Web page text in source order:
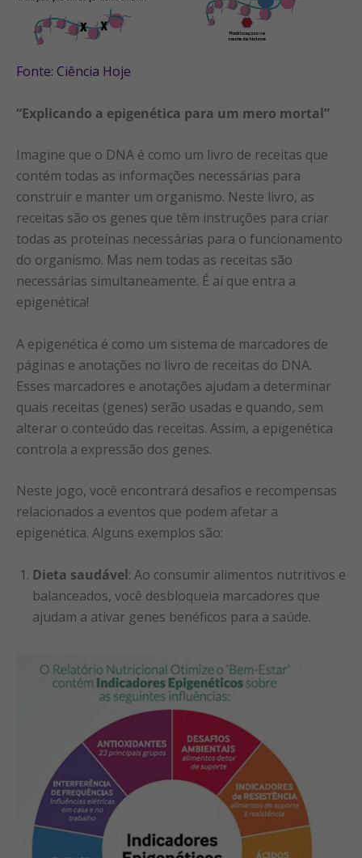
Fonte: Ciência Hoje
“Explicando a epigenética para um mero mortal”
Imagine que o DNA é como um livro de receitas que
contém todas as informações necessárias para
construir e manter um organismo. Neste livro, as
receitas são os genes que têm instruções para criar
todas as proteínas necessárias para o funcionamento
do organismo. Mas nem todas as receitas são
necessárias simultaneamente. É aí que entra a
epigenética!
A epigenética é como um sistema de marcadores de
páginas e anotações no livro de receitas do DNA.
Esses marcadores e anotações ajudam a determinar
quais receitas (genes) serão usadas e quando, sem
alterar o conteúdo das receitas. Assim, a epigenética
controla a expressão dos genes.
Neste jogo, você encontrará desafios e recompensas
relacionados a eventos que podem afetar a
epigenética. Alguns exemplos são:
Dieta saudável: Ao consumir alimentos nutritivos e
balanceados, você desbloqueia marcadores que
ajudam a ativar genes benéficos para a saúde.